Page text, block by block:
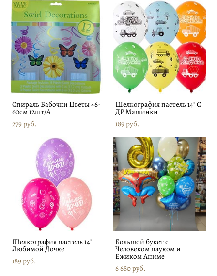
Спираль Бабочки Цветы 46-
60см 12шт/A
279 pуб.
Шелкография пастель 14" С
ДР Машинки
189 pуб.
Шелкография пастель 14"
Любимой Дочке
189 pуб.
Большой букет с
Человеком пауком и
Ежиком Аниме
6 680 pуб.